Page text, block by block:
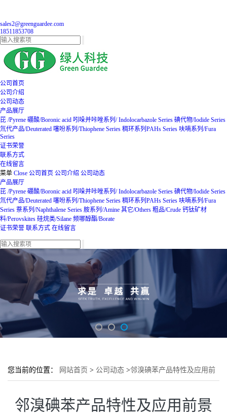
sales2@greenguardee.com
18511853708
公司首页
公司介绍
公司动态
产品展厅
芘 /Pyrene 硼酸/Boronic acid 吲哚并咔唑系列/ Indolocarbazole Series 碘代物/Iodide Series
氘代产品/Deuterated 噻吩系列/Thiophene Series 稠环系列PAHs Series 呋喃系列/Fura
Series
证书荣誉
联系方式
在线留言
菜单 Close 公司首页 公司介绍 公司动态
产品展厅
芘 /Pyrene 硼酸/Boronic acid 吲哚并咔唑系列/ Indolocarbazole Series 碘代物/Iodide Series
氘代产品/Deuterated 噻吩系列/Thiophene Series 稠环系列PAHs Series 呋喃系列/Fura
Series 萘系列/Naphthalene Series 胺系列/Amine 其它/Others 粗品/Crude 钙钛矿材
料/Perovskites 硅烷类/Silane 频哪醇酯/Borate
证书荣誉 联系方式 在线留言
您当前的位置： 网站首页 > 公司动态 >邻溴碘苯产品特性及应用前
邻溴碘苯产品特性及应用前景